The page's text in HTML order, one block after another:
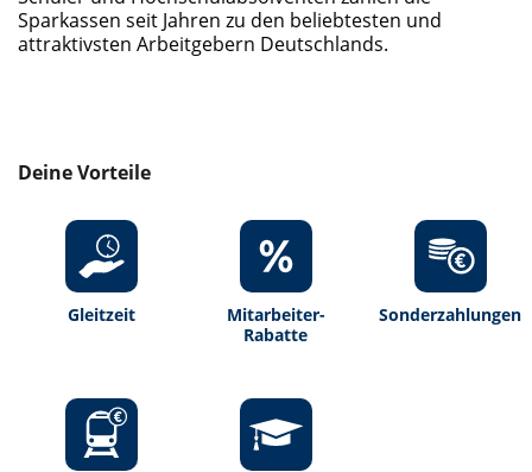
Sparkassen seit Jahren zu den beliebtesten und
attraktivsten Arbeitgebern Deutschlands.
Deine Vorteile
Gleitzeit
Mitarbeiter-
Rabatte
Sonderzahlungen